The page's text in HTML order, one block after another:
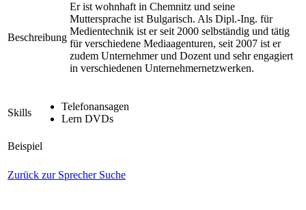
Beschreibung
Er ist wohnhaft in Chemnitz und seine
Muttersprache ist Bulgarisch. Als Dipl.-Ing. für
Medientechnik ist er seit 2000 selbständig und tätig
für verschiedene Mediaagenturen, seit 2007 ist er
zudem Unternehmer und Dozent und sehr engagiert
in verschiedenen Unternehmernetzwerken.
Skills
Telefonansagen
Lern DVDs
Beispiel
Zurück zur Sprecher Suche